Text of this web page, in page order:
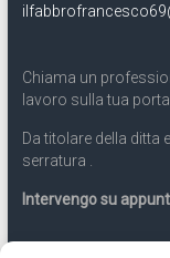
Chiama un
lavoro sulla tua porta
Da titolare della ditta
serratura .
Intervengo su